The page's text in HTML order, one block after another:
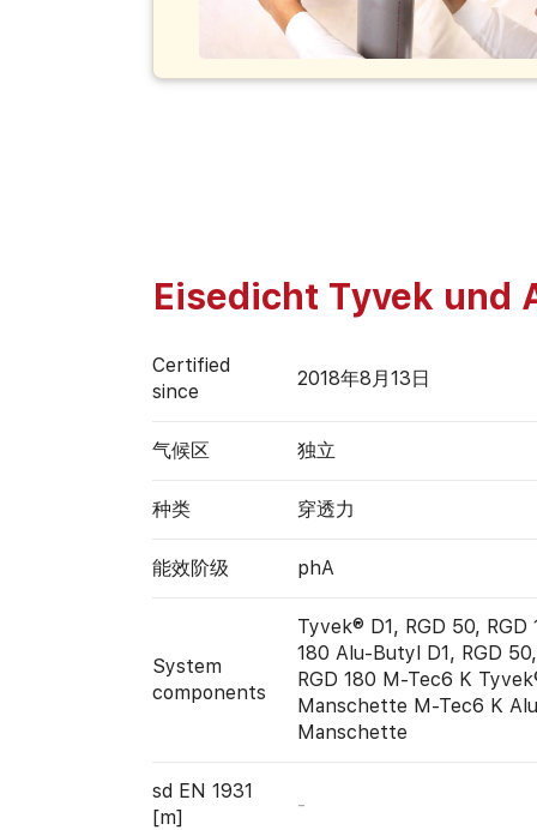
Eisedicht Tyvek und
Certified
since
2018年8月13日
气候区 独立
种类 穿透力
能效阶级 phA
System
components
Tyvek® D1, RGD 50, RGD
180 Alu-Butyl D1, RGD
RGD 180 M-Tec6 K
Manschette M-Tec6 K
Manschette
sd EN 1931
[m]
-